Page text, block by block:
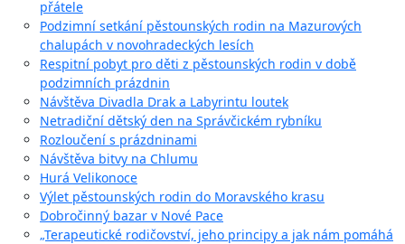
přátele
Podzimní setkání pěstounských rodin na Mazurových
chalupách v novohradeckých lesích
Respitní pobyt pro děti z pěstounských rodin v době
podzimních prázdnin
Návštěva Divadla Drak a Labyrintu loutek
Netradiční dětský den na Správčickém rybníku
Rozloučení s prázdninami
Návštěva bitvy na Chlumu
Hurá Velikonoce
Výlet pěstounských rodin do Moravského krasu
Dobročinný bazar v Nové Pace
„Terapeutické rodičovství, jeho principy a jak nám pomáhá